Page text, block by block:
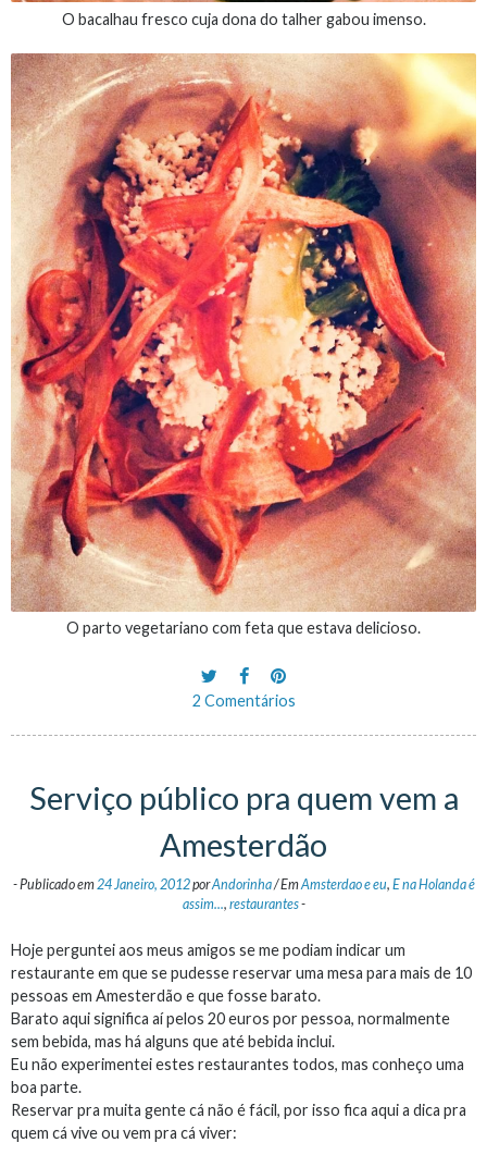
O bacalhau fresco cuja dona do talher gabou imenso.
O parto vegetariano com feta que estava delicioso.
2 Comentários
Serviço público pra quem vem a
Amesterdão
-Publicado em24 Janeiro, 2012porAndorinha/EmAmsterdao e eu, E na Holanda é
assim..., restaurantes-
Hoje perguntei aos meus amigos se me podiam indicar um
restaurante em que se pudesse reservar uma mesa para mais de 10
pessoas em Amesterdão e que fosse barato.
Barato aqui significa aí pelos 20 euros por pessoa, normalmente
sem bebida, mas há alguns que até bebida inclui.
Eu não experimentei estes restaurantes todos, mas conheço uma
boa parte.
Reservar pra muita gente cá não é fácil, por isso fica aqui a dica pra
quem cá vive ou vem pra cá viver: